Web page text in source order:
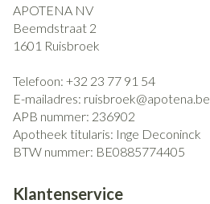
APOTENA NV
Beemdstraat 2
1601 Ruisbroek
Telefoon: +32 23 77 91 54
E-mailadres: ruisbroek@apotena.be
APB nummer: 236902
Apotheek titularis: Inge Deconinck
BTW nummer: BE0885774405
Klantenservice